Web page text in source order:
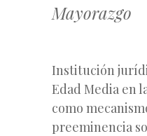
Mayorazgo
Institución
Edad Media en
como
preeminencia